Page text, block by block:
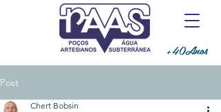
+40Anos
Post
Chert Bobsin